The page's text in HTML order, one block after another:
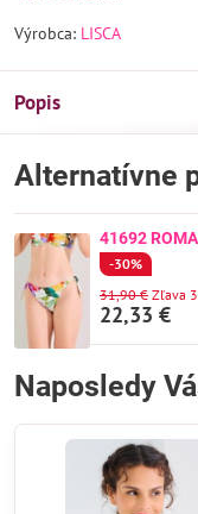
Výrobca: LISCA
Popis
Alternatívne
41692
-30%
22,33 €
31,90 € Zľava
Naposledy